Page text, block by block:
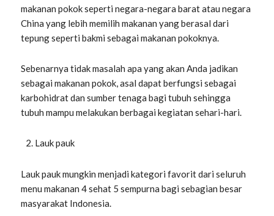
makanan pokok seperti negara-negara barat atau negara
China yang lebih memilih makanan yang berasal dari
tepung seperti bakmi sebagai makanan pokoknya.
Sebenarnya tidak masalah apa yang akan Anda jadikan
sebagai makanan pokok, asal dapat berfungsi sebagai
karbohidrat dan sumber tenaga bagi tubuh sehingga
tubuh mampu melakukan berbagai kegiatan sehari-hari.
Lauk pauk
Lauk pauk mungkin menjadi kategori favorit dari seluruh
menu makanan 4 sehat 5 sempurna bagi sebagian besar
masyarakat Indonesia.